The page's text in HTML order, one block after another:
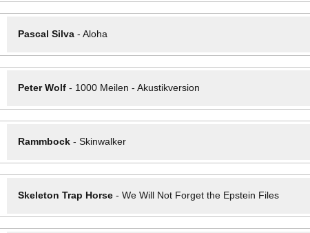
Pascal Silva- Aloha
Peter Wolf- 1000 Meilen - Akustikversion
Rammbock- Skinwalker
Skeleton Trap Horse- We Will Not Forget the Epstein Files